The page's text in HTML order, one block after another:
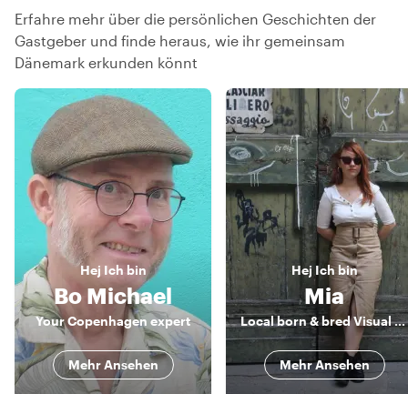
Erfahre mehr über die persönlichen Geschichten der
Gastgeber und finde heraus, wie ihr gemeinsam
Dänemark erkunden könnt
Hej Ich bin
Bo Michael
Your Copenhagen expert
Mehr Ansehen
Hej Ich bin
Mia
Local born & bred Visual Artist with passion for history
Mehr Ansehen